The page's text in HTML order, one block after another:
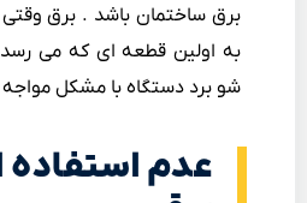
برق ساختمان باشد . برق
به اولین قطعه ای که می
شو برد دستگاه با مشکل
عدم استفاده